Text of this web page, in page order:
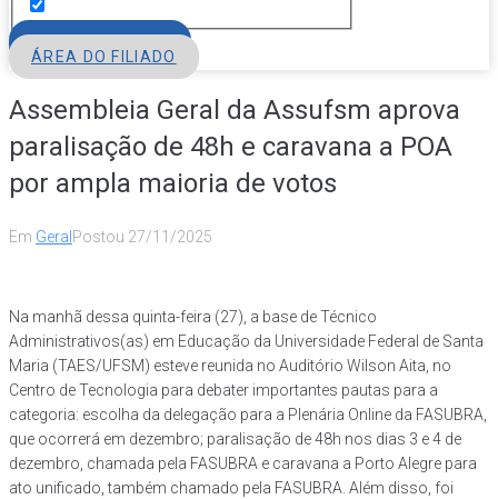
ÁREA DO FILIADO
Assembleia Geral da Assufsm aprova
paralisação de 48h e caravana a POA
por ampla maioria de votos
Em Geral Postou 27/11/2025
Na manhã dessa quinta-feira (27), a base de Técnico
Administrativos(as) em Educação da Universidade Federal de Santa
Maria (TAES/UFSM) esteve reunida no Auditório Wilson Aita, no
Centro de Tecnologia para debater importantes pautas para a
categoria: escolha da delegação para a Plenária Online da FASUBRA,
que ocorrerá em dezembro; paralisação de 48h nos dias 3 e 4 de
dezembro, chamada pela FASUBRA e caravana a Porto Alegre para
ato unificado, também chamado pela FASUBRA. Além disso, foi